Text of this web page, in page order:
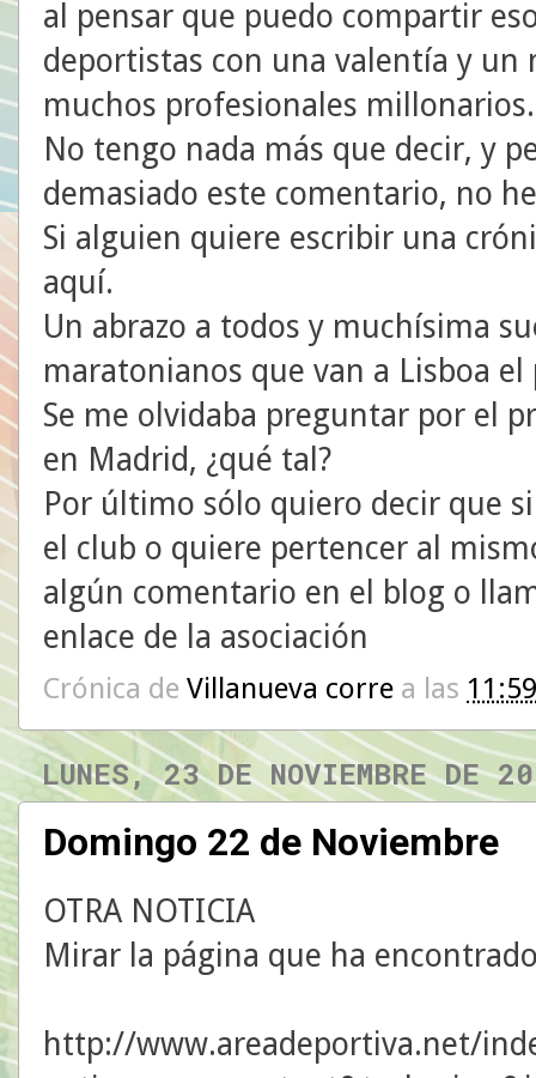
al pensar que puedo compartir
deportistas con una valentía y un
muchos profesionales millonarios.
No tengo nada más que decir, y
demasiado este comentario, no
Si alguien quiere escribir una
aquí.
Un abrazo a todos y muchísima
maratonianos que van a Lisboa
Se me olvidaba preguntar por el
en Madrid, ¿qué tal?
Por último sólo quiero decir que
el club o quiere pertencer al
algún comentario en el blog o
enlace de la asociación
Crónica de Villanueva corre a las 11:59
LUNES, 23 DE NOVIEMBRE DE
Domingo 22 de Noviembre
OTRA NOTICIA
Mirar la página que ha
http://www.areadeportiva.net/